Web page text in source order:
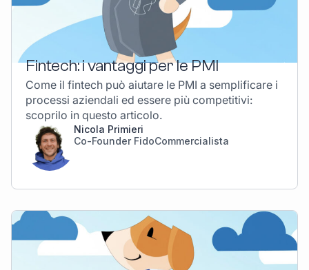
Fintech: i vantaggi per le PMI
Come il fintech può aiutare le PMI a semplificare i
processi aziendali ed essere più competitivi:
scoprilo in questo articolo.
Nicola Primieri
Co-Founder FidoCommercialista